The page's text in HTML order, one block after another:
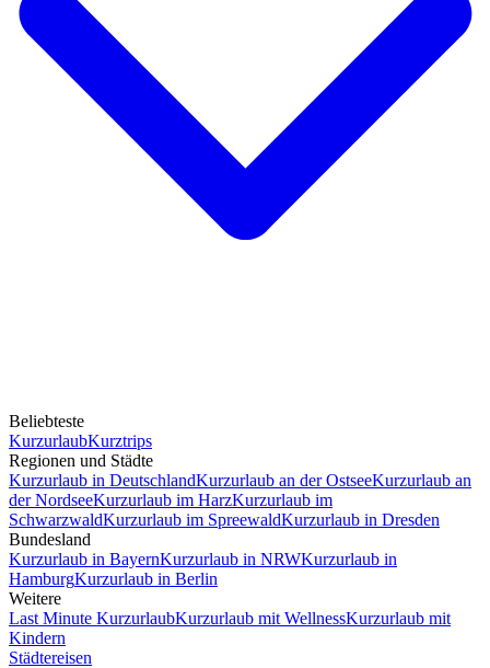
Beliebteste
KurzurlaubKurztrips
Regionen und Städte
Kurzurlaub in DeutschlandKurzurlaub an der OstseeKurzurlaub an
der NordseeKurzurlaub im HarzKurzurlaub im
SchwarzwaldKurzurlaub im SpreewaldKurzurlaub in Dresden
Bundesland
Kurzurlaub in BayernKurzurlaub in NRWKurzurlaub in
HamburgKurzurlaub in Berlin
Weitere
Last Minute KurzurlaubKurzurlaub mit WellnessKurzurlaub mit
Kindern
Städtereisen